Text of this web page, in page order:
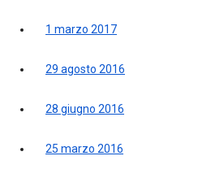
1 marzo 2017
29 agosto 2016
28 giugno 2016
25 marzo 2016